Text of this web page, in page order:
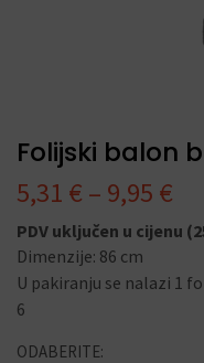
Folijski balon
5,31 € – 9,95 €
PDV uključen u cijenu
Dimenzije: 86 cm
U pakiranju se nalazi 1
6
ODABERITE: